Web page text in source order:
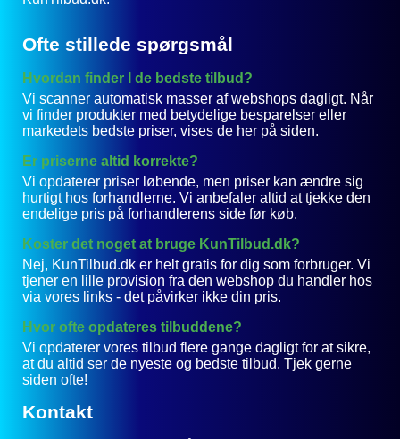
Ofte stillede spørgsmål
Hvordan finder I de bedste tilbud?
Vi scanner automatisk masser af webshops dagligt. Når
vi finder produkter med betydelige besparelser eller
markedets bedste priser, vises de her på siden.
Er priserne altid korrekte?
Vi opdaterer priser løbende, men priser kan ændre sig
hurtigt hos forhandlerne. Vi anbefaler altid at tjekke den
endelige pris på forhandlerens side før køb.
Koster det noget at bruge KunTilbud.dk?
Nej, KunTilbud.dk er helt gratis for dig som forbruger. Vi
tjener en lille provision fra den webshop du handler hos
via vores links - det påvirker ikke din pris.
Hvor ofte opdateres tilbuddene?
Vi opdaterer vores tilbud flere gange dagligt for at sikre,
at du altid ser de nyeste og bedste tilbud. Tjek gerne
siden ofte!
Kontakt